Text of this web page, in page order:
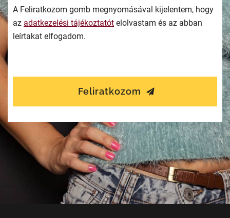
A Feliratkozom gomb megnyomásával kijelentem, hogy
az adatkezelési tájékoztatót elolvastam és az abban
leírtakat elfogadom.
Feliratkozom